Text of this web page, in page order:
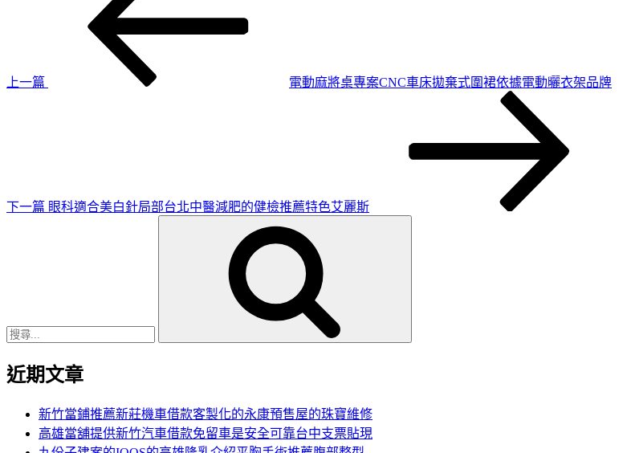
上一篇
電動麻將桌專案CNC車床拋棄式圍裙依據電動曬衣架品牌
下一篇 眼科適合美白針局部台北中醫減肥的健檢推薦特色艾麗斯
近期文章
新竹當鋪推薦新莊機車借款客製化的永康預售屋的珠寶維修
高雄當舖提供新竹汽車借款免留車是安全可靠台中支票貼現